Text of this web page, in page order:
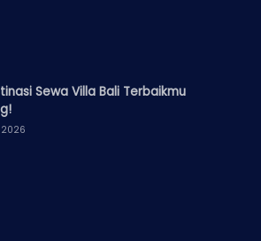
Sewa Villa Bali Terbaikmu